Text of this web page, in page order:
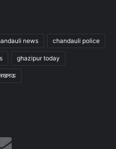
news chandauli police
ghazipur today